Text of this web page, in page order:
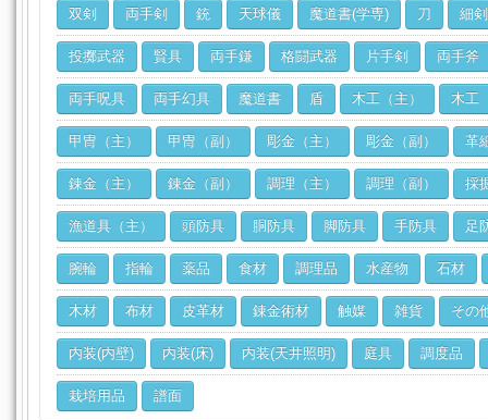
ジョブ
双剣 両手剣 銃 天球儀 魔道書(学専) 刀 細剣
投擲武器 賢具 両手鎌 格闘武器 片手剣 両手斧
両手呪具 両手幻具 魔道書 盾 木工（主） 木工
甲冑（主） 甲冑（副） 彫金（主） 彫金（副） 革
錬金（主） 錬金（副） 調理（主） 調理（副） 採
漁道具（主） 頭防具 胴防具 脚防具 手防具 足
腕輪 指輪 薬品 食材 調理品 水産物 石材
木材 布材 皮革材 錬金術材 触媒 雑貨 その
内装(内壁) 内装(床) 内装(天井照明) 庭具 調度品
栽培用品 譜面